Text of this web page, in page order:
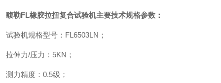
馥勒FL橡胶拉扭复合试验机主要技术规格参数 ：
试验机规格型号 ： FL6503LN ；
拉伸力/压力 ： 5KN ；
测力精度 ： 0.5级 ；